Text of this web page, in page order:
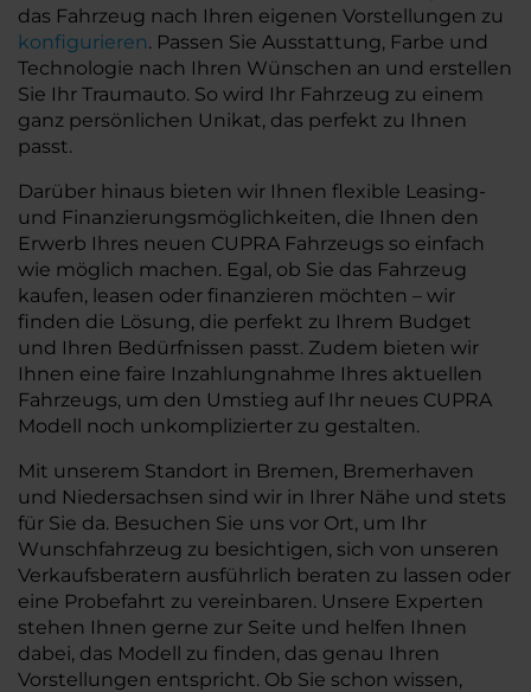
das Fahrzeug nach Ihren eigenen Vorstellungen zu
konfigurieren. Passen Sie Ausstattung, Farbe und
Technologie nach Ihren Wünschen an und erstellen
Sie Ihr Traumauto. So wird Ihr Fahrzeug zu einem
ganz persönlichen Unikat, das perfekt zu Ihnen
passt.
Darüber hinaus bieten wir Ihnen flexible Leasing-
und Finanzierungsmöglichkeiten, die Ihnen den
Erwerb Ihres neuen CUPRA Fahrzeugs so einfach
wie möglich machen. Egal, ob Sie das Fahrzeug
kaufen, leasen oder finanzieren möchten – wir
finden die Lösung, die perfekt zu Ihrem Budget
und Ihren Bedürfnissen passt. Zudem bieten wir
Ihnen eine faire Inzahlungnahme Ihres aktuellen
Fahrzeugs, um den Umstieg auf Ihr neues CUPRA
Modell noch unkomplizierter zu gestalten.
Mit unserem Standort in Bremen, Bremerhaven
und Niedersachsen sind wir in Ihrer Nähe und stets
für Sie da. Besuchen Sie uns vor Ort, um Ihr
Wunschfahrzeug zu besichtigen, sich von unseren
Verkaufsberatern ausführlich beraten zu lassen oder
eine Probefahrt zu vereinbaren. Unsere Experten
stehen Ihnen gerne zur Seite und helfen Ihnen
dabei, das Modell zu finden, das genau Ihren
Vorstellungen entspricht. Ob Sie schon wissen,